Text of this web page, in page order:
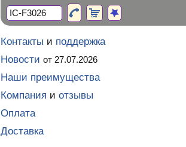
Контакты и поддержка
Новости от 27.07.2026
Наши преимущества
Компания и отзывы
Оплата
Доставка